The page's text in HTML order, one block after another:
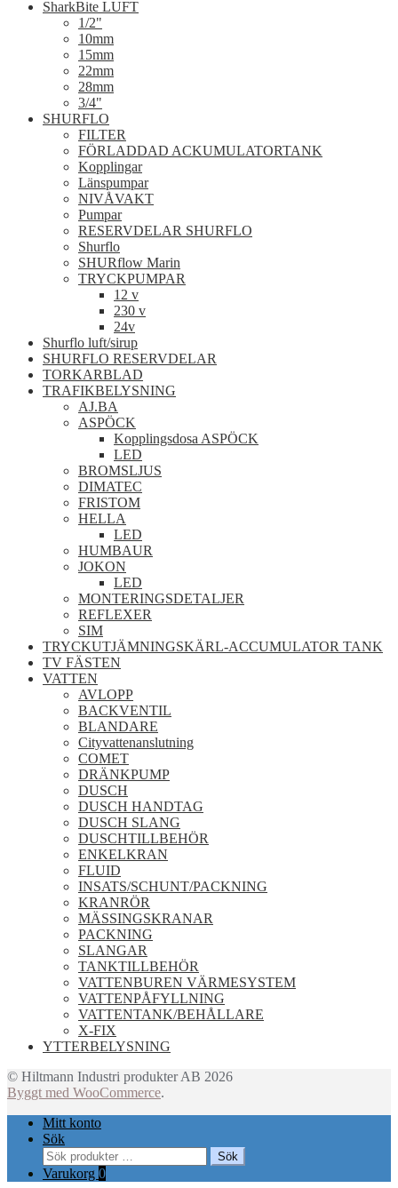
SharkBite LUFT
1/2"
10mm
15mm
22mm
28mm
3/4"
SHURFLO
FILTER
FÖRLADDAD ACKUMULATORTANK
Kopplingar
Länspumpar
NIVÅVAKT
Pumpar
RESERVDELAR SHURFLO
Shurflo
SHURflow Marin
TRYCKPUMPAR
12 v
230 v
24v
Shurflo luft/sirup
SHURFLO RESERVDELAR
TORKARBLAD
TRAFIKBELYSNING
AJ.BA
ASPÖCK
Kopplingsdosa ASPÖCK
LED
BROMSLJUS
DIMATEC
FRISTOM
HELLA
LED
HUMBAUR
JOKON
LED
MONTERINGSDETALJER
REFLEXER
SIM
TRYCKUTJÄMNINGSKÄRL-ACCUMULATOR TANK
TV FÄSTEN
VATTEN
AVLOPP
BACKVENTIL
BLANDARE
Cityvattenanslutning
COMET
DRÄNKPUMP
DUSCH
DUSCH HANDTAG
DUSCH SLANG
DUSCHTILLBEHÖR
ENKELKRAN
FLUID
INSATS/SCHUNT/PACKNING
KRANRÖR
MÄSSINGSKRANAR
PACKNING
SLANGAR
TANKTILLBEHÖR
VATTENBUREN VÄRMESYSTEM
VATTENPÅFYLLNING
VATTENTANK/BEHÅLLARE
X-FIX
YTTERBELYSNING
© Hiltmann Industri produkter AB 2026
Byggt med WooCommerce.
Mitt konto
Sök
Sök
efter:
Sök
Varukorg 0